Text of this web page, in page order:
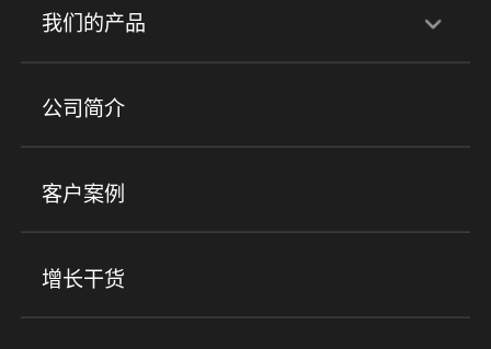
行业解决方案
培训机构 职业技能培训 兴趣培训
金融行业
心理机构
我们的产品
产品
小程序商城 ERP 企微SCRM
社群圈子
公司简介
客户案例
增长干货